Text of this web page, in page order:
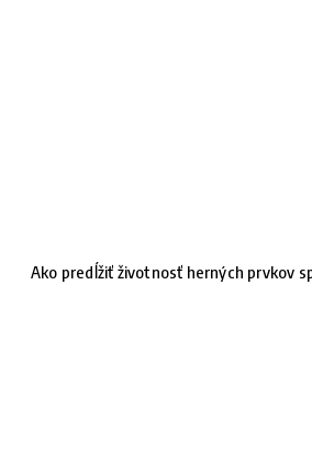
Ako predĺžiť životnosť herných prvkov